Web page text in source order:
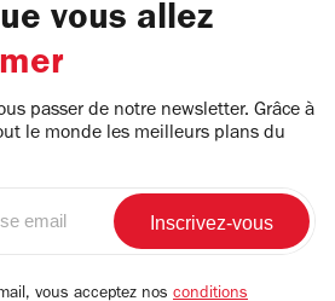
vous allez
passer de notre newsletter. Grâce à
le monde les meilleurs plans du
vous acceptez nos conditions